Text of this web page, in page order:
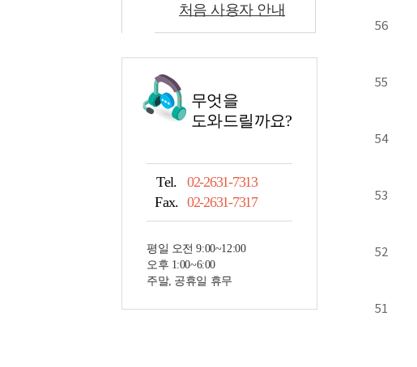
처음 사용자 안내
무엇을
도와드릴까요?
Tel.
02-2631-7313
Fax. 02-2631-7317
평일 오전 9:00~12:00
오후 1:00~6:00
주말, 공휴일 휴무
56
55
54
53
52
51